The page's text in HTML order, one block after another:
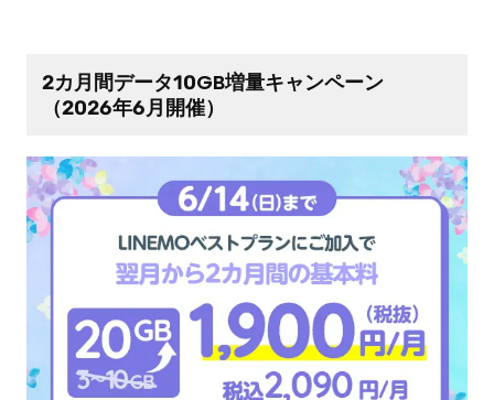
2カ月間データ10GB増量キャンペーン
（2026年6月開催）